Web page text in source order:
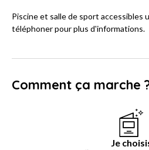
Piscine et salle de sport accessibles
téléphoner pour plus d'informations.
Comment ça marche
Je